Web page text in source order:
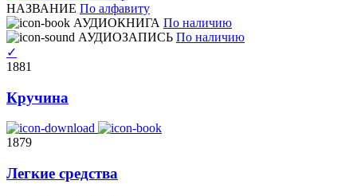
НАЗВАНИЕ По алфавиту
АУДИОКНИГА По наличию
АУДИОЗАПИСЬ По наличию
✓
1881
Кручина
1879
Легкие средства